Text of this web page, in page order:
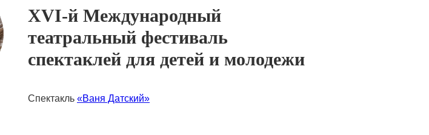
XVI-й Международный
театральный фестиваль
спектаклей для детей и молодежи
Спектакль «Ваня Датский»